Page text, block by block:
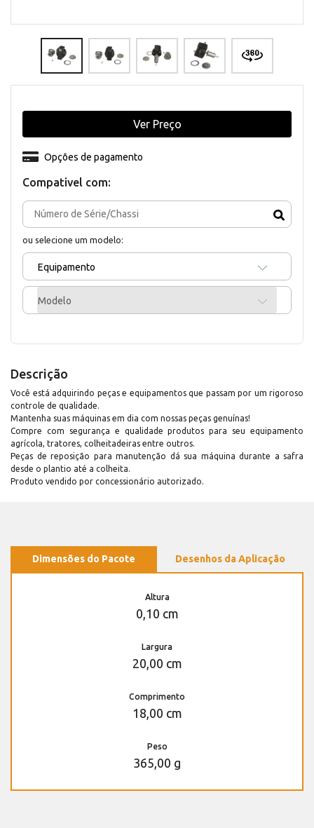
Compativel com:
ou selecione um modelo:
Equipamento
Modelo
Opções de pagamento
Ver Preço
Descrição
Você está adquirindo peças e equipamentos que passam por um rigoroso
controle de qualidade.
Mantenha suas máquinas em dia com nossas peças genuínas!
Compre com segurança e qualidade produtos para seu equipamento
agrícola, tratores, colheitadeiras entre outros.
Peças de reposição para manutenção dá sua máquina durante a safra
desde o plantio até a colheita.
Produto vendido por concessionário autorizado.
Dimensões do Pacote Desenhos da Aplicação
Altura
0,10 cm
Largura
20,00 cm
Comprimento
18,00 cm
Peso
365,00 g